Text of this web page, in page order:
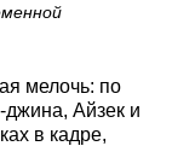
мелочь: по
Айзек и
в кадре,